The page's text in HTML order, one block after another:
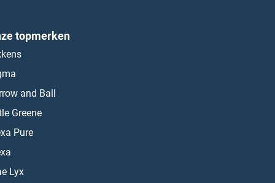
topmerken
and Ball
Greene
Pure
Lyx